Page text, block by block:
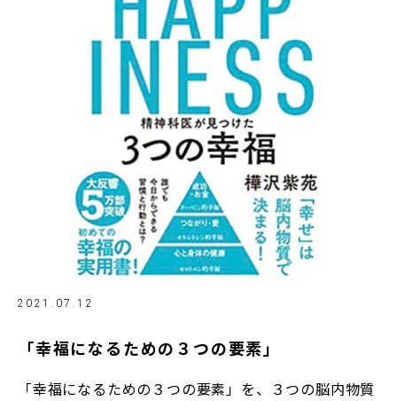
2021.07.12
「幸福になるための３つの要素」
「幸福になるための３つの要素」を、３つの脳内物質